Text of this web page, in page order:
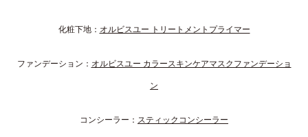
化粧下地： オルビスユー トリートメントプライマー
ファンデーション： オルビスユー カラースキンケアマスクファンデーショ
ン
コンシーラー： スティックコンシーラー